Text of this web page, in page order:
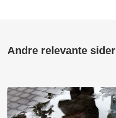
Andre relevante sider